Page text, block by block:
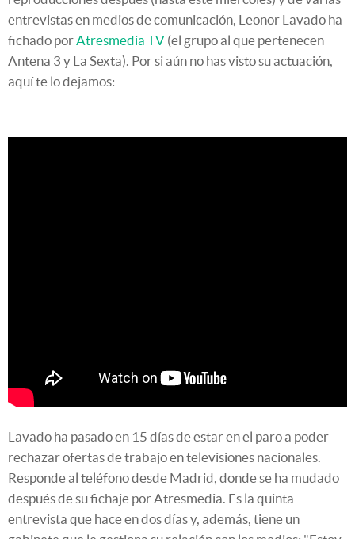
entrevistas en medios de comunicación, Leonor Lavado ha
fichado porAtresmedia TV (el grupo al que pertenecen
Antena 3 y La Sexta). Por si aún no has visto su actuación,
aquí te lo dejamos:
Lavado ha pasado en 15 días de estar en el paro a poder
rechazar ofertas de trabajo en televisiones nacionales.
Responde al teléfono desde Madrid, donde se ha mudado
después de su fichaje por Atresmedia. Es la quinta
entrevista que hace en dos días y, además, tiene un